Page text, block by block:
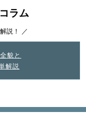
ラム
説！ ／
貌と
解説